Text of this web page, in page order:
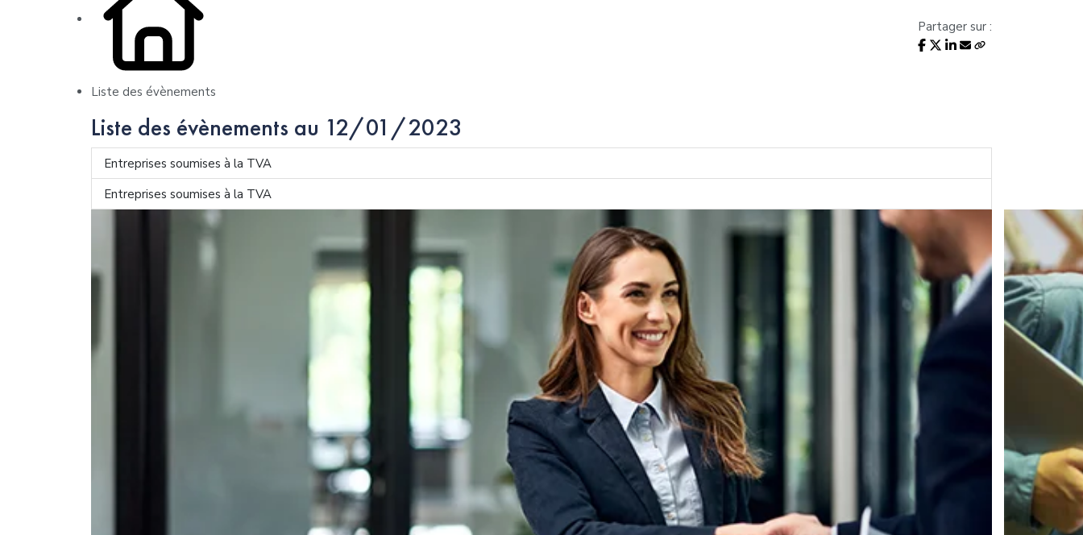
Liste des évènements
Partager sur :
Liste des évènements au 12/01/2023
Entreprises soumises à la TVA
Entreprises soumises à la TVA